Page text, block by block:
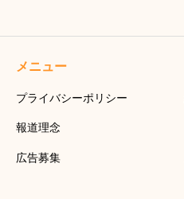
メニュー
プライバシーポリシー
報道理念
広告募集